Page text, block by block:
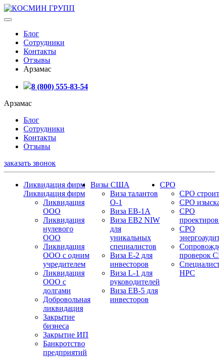
Блог
Сотрудники
Контакты
Отзывы
Арзамас
8 (800) 555-83-54
Арзамас
Блог
Сотрудники
Контакты
Отзывы
заказать звонок
Ликвидация фирм
Ликвидация фирм
Ликвидация
ООО
Ликвидация
нулевого
ООО
Ликвидация
ООО с одним
учредителем
Ликвидация
ООО с
долгами
Добровольная
ликвидация
Закрытие
бизнеса
Закрытие ИП
Банкротство
предприятий
Визы США
Виза талантов
О-1
Виза EB-1A
Виза EB2 NIW
для
уникальных
специалистов
Виза E-2 для
инвесторов
Виза L-1 для
руководителей
Виза EB-5 для
инвесторов
СРО
СРО
СРО
СРО
СРО
проверок
НРС